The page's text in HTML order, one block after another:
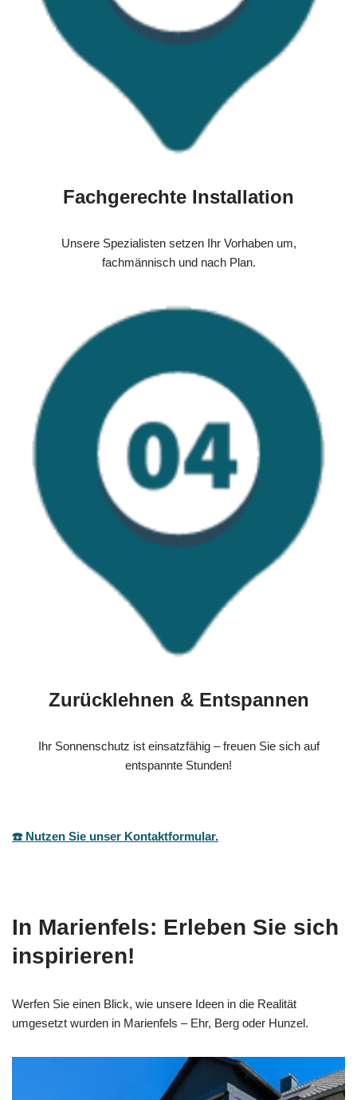
Fachgerechte Installation
Unsere Spezialisten setzen Ihr Vorhaben um,
fachmännisch und nach Plan.
Zurücklehnen & Entspannen
Ihr Sonnenschutz ist einsatzfähig – freuen Sie sich auf
entspannte Stunden!
☎️ Nutzen Sie unser Kontaktformular.
In Marienfels: Erleben Sie sich
inspirieren!
Werfen Sie einen Blick, wie unsere Ideen in die Realität
umgesetzt wurden in Marienfels – Ehr, Berg oder Hunzel.